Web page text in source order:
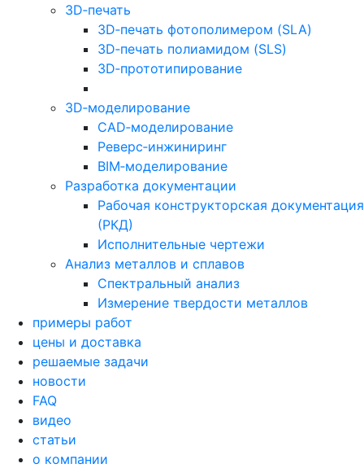
3D‑печать
3D‑печать фотополимером (SLA)
3D‑печать полиамидом (SLS)
3D‑прототипирование
3D‑моделирование
CAD‑моделирование
Реверс‑инжиниринг
BIM‑моделирование
Разработка документации
Рабочая конструкторская документация
(РКД)
Исполнительные чертежи
Анализ металлов и сплавов
Спектральный анализ
Измерение твердости металлов
примеры работ
цены и доставка
решаемые задачи
новости
FAQ
видео
статьи
о компании